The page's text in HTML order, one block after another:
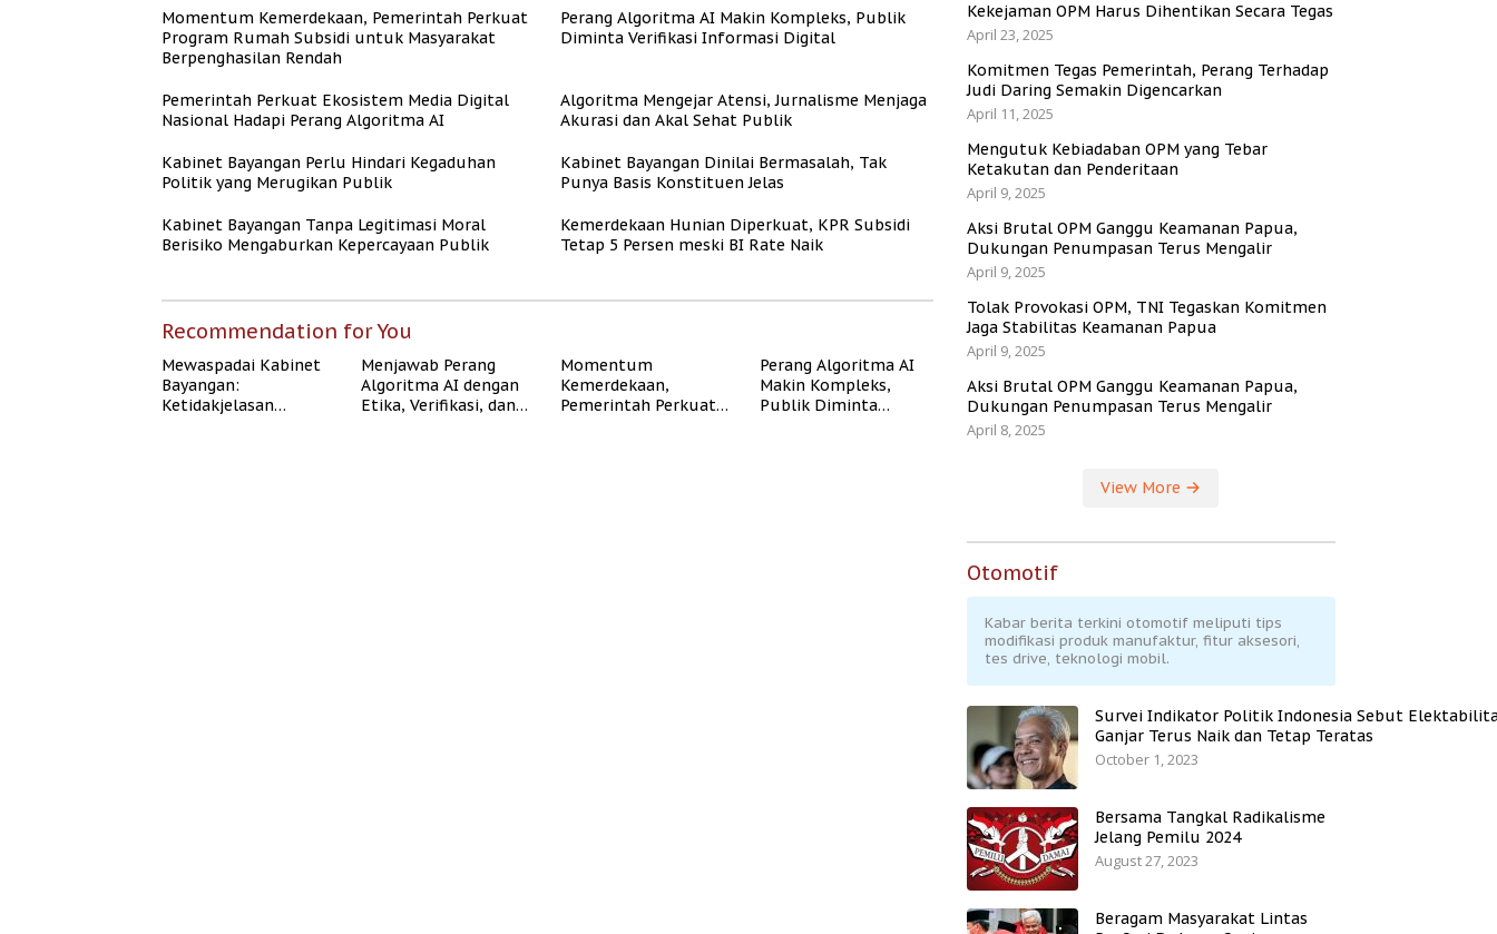
Momentum Kemerdekaan, Pemerintah Perkuat
Program Rumah Subsidi untuk Masyarakat
Berpenghasilan Rendah
Perang Algoritma AI Makin Kompleks, Publik
Diminta Verifikasi Informasi Digital
Pemerintah Perkuat Ekosistem Media Digital
Nasional Hadapi Perang Algoritma AI
Algoritma Mengejar Atensi, Jurnalisme Menjaga
Akurasi dan Akal Sehat Publik
Kabinet Bayangan Perlu Hindari Kegaduhan
Politik yang Merugikan Publik
Kabinet Bayangan Dinilai Bermasalah, Tak
Punya Basis Konstituen Jelas
Kabinet Bayangan Tanpa Legitimasi Moral
Berisiko Mengaburkan Kepercayaan Publik
Kemerdekaan Hunian Diperkuat, KPR Subsidi
Tetap 5 Persen meski BI Rate Naik
Recommendation for You
Mewaspadai Kabinet
Bayangan:
Ketidakjelasan
Menjawab Perang
Algoritma AI dengan
Etika, Verifikasi, dan
Momentum
Kemerdekaan,
Pemerintah Perkuat
Perang Algoritma AI
Makin Kompleks,
Publik Diminta
Kekejaman OPM Harus Dihentikan Secara Tegas
April 23, 2025
Komitmen Tegas Pemerintah, Perang Terhadap
Judi Daring Semakin Digencarkan
April 11, 2025
Mengutuk Kebiadaban OPM yang Tebar
Ketakutan dan Penderitaan
April 9, 2025
Aksi Brutal OPM Ganggu Keamanan Papua,
Dukungan Penumpasan Terus Mengalir
April 9, 2025
Tolak Provokasi OPM, TNI Tegaskan Komitmen
Jaga Stabilitas Keamanan Papua
April 9, 2025
Aksi Brutal OPM Ganggu Keamanan Papua,
Dukungan Penumpasan Terus Mengalir
April 8, 2025
View More
Otomotif
Kabar berita terkini otomotif meliputi tips
modifikasi produk manufaktur, fitur aksesori,
tes drive, teknologi mobil.
Survei Indikator Politik Indonesia Sebut
Ganjar Terus Naik dan Tetap Teratas
October 1, 2023
Bersama Tangkal Radikalisme
Jelang Pemilu 2024
August 27, 2023
Beragam Masyarakat Lintas